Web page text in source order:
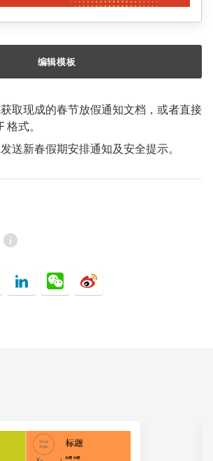
取现成的春节放假通知文档，或者直接
式。
送新春假期安排通知及安全提示。
编辑模板